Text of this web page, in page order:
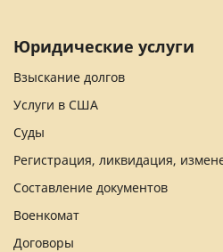
Юридические услуги
Взыскание долгов
Услуги в США
Суды
Регистрация, ликвидация,
Составление документов
Военкомат
Договоры